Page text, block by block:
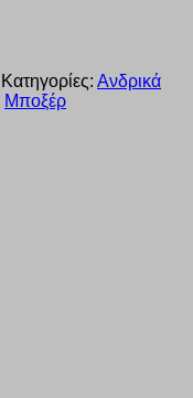
Κατηγορίες: Ανδρικά
Μποξέρ